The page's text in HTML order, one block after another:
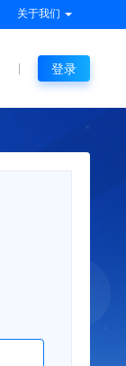
关于我们
登录